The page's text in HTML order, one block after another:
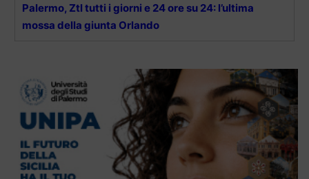
Palermo, Ztl tutti i giorni e 24 ore su 24: l’ultima
mossa della giunta Orlando